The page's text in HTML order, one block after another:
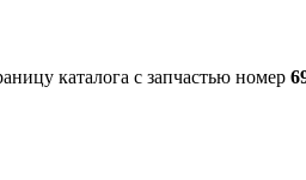
каталога с запчастью номер